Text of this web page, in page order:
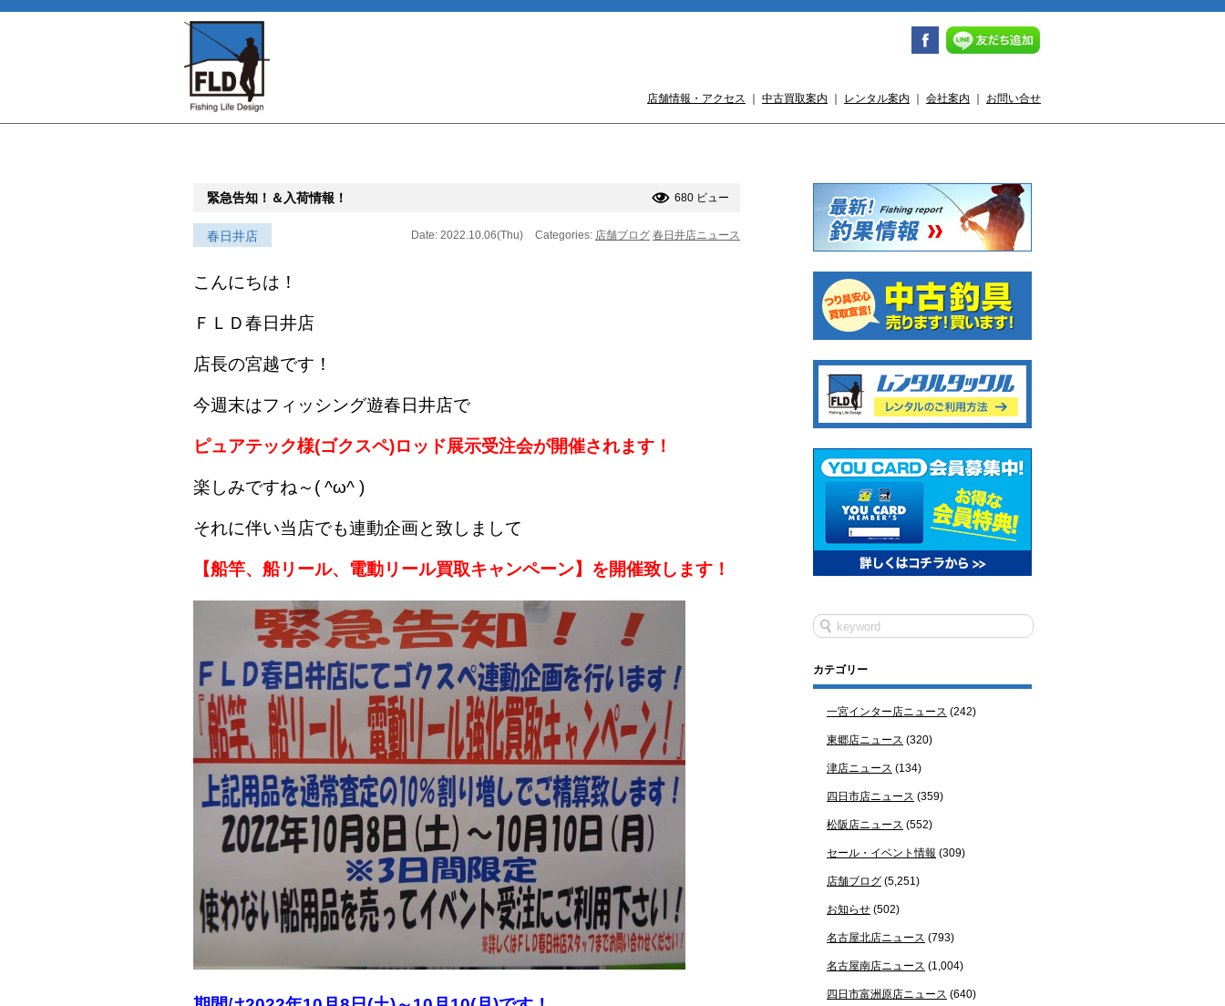
店舗情報・アクセス 中古買取案内 レンタル案内 会社案内 お問い合せ
緊急告知！＆入荷情報！ 680 ビュー
春日井店 Date: 2022.10.06(Thu) Categories: 店舗ブログ 春日井店ニュース
こんにちは！
ＦＬＤ春日井店
店長の宮越です！
今週末はフィッシング遊春日井店で
ピュアテック様(ゴクスペ)ロッド展示受注会が開催されます！
楽しみですね～( ^ω^ )
それに伴い当店でも連動企画と致しまして
【船竿、船リール、電動リール買取キャンペーン】を開催致します！
カテゴリー
一宮インター店ニュース (242)
東郷店ニュース (320)
津店ニュース (134)
四日市店ニュース (359)
松阪店ニュース (552)
セール・イベント情報 (309)
店舗ブログ (5,251)
お知らせ (502)
名古屋北店ニュース (793)
名古屋南店ニュース (1,004)
四日市富洲原店ニュース (640)